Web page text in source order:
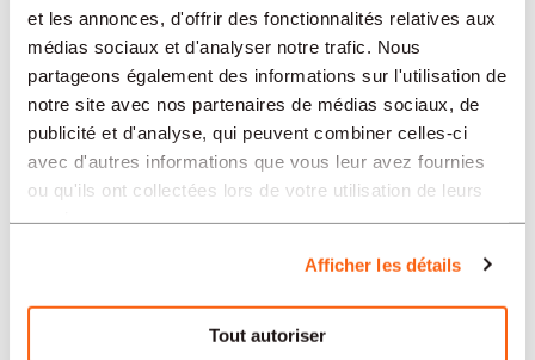
et les annonces, d'offrir des fonctionnalités relatives aux
médias sociaux et d'analyser notre trafic. Nous
partageons également des informations sur l'utilisation de
notre site avec nos partenaires de médias sociaux, de
publicité et d'analyse, qui peuvent combiner celles-ci
avec d'autres informations que vous leur avez fournies
ou qu'ils ont collectées lors de votre utilisation de leurs
Afficher les détails
Tout autoriser
RÉGIONS
SECTEURS